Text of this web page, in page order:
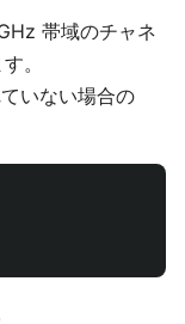
帯域のチャネ
。
いない場合の